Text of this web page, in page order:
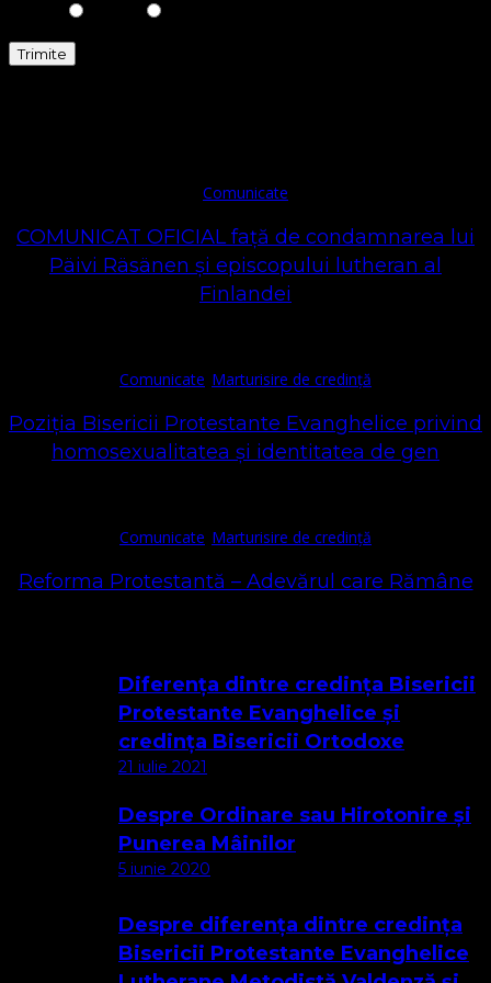
Comunicate
COMUNICAT OFICIAL față de condamnarea lui
Päivi Räsänen și episcopului lutheran al
Finlandei
Comunicate Marturisire de credință
Poziția Bisericii Protestante Evanghelice privind
homosexualitatea și identitatea de gen
Comunicate Marturisire de credință
Reforma Protestantă – Adevărul care Rămâne
Diferența dintre credința Bisericii
Protestante Evanghelice și
credința Bisericii Ortodoxe
21 iulie 2021
Despre Ordinare sau Hirotonire și
Punerea Mâinilor
5 iunie 2020
Despre diferența dintre credința
Bisericii Protestante Evanghelice